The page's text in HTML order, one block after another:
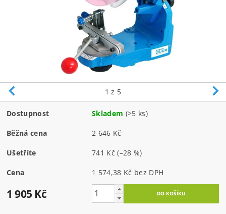
1 z 5
Dostupnost Skladem (>5 ks)
Běžná cena 2 646 Kč
Ušetříte 741 Kč(–28 %)
Cena 1 574,38 Kč bez DPH
1 905 Kč